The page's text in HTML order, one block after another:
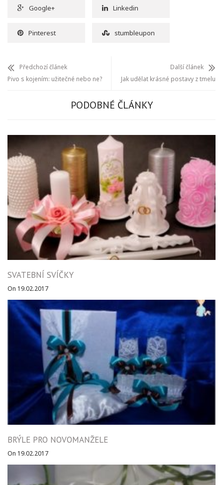
Google+ Linkedin
Pinterest stumbleupon
Předchozí článek
Pivo s kojením: užitečné nebo ne?
Další článek
Jak udělat krásné postavy z tmelu
PODOBNÉ ČLÁNKY
SVATEBNÍ SVÍČKY
On 19.02.2017
BRÝLE PRO NOVOMANŽELE
On 19.02.2017